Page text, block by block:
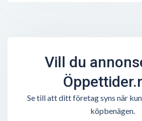
Vill du
Se till att ditt företag syns när
köpbenägen.